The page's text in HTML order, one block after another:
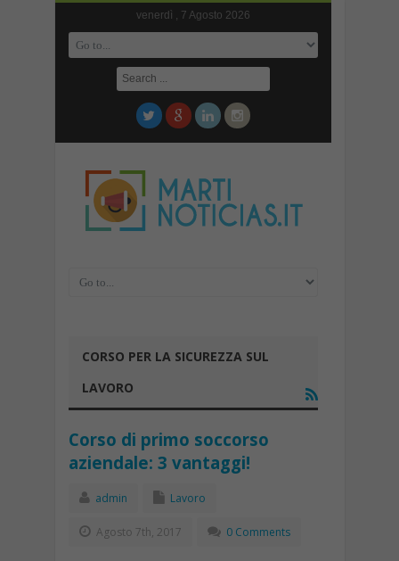
venerdì , 7 Agosto 2026
CORSO PER LA SICUREZZA SUL
LAVORO
Corso di primo soccorso
aziendale: 3 vantaggi!
admin Lavoro
Agosto 7th, 2017 0 Comments